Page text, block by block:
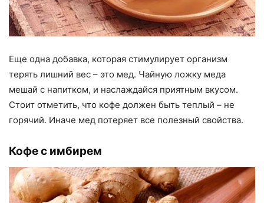
Еще одна добавка, которая стимулирует организм
терять лишний вес – это мед. Чайную ложку меда
мешай с напитком, и наслаждайся приятным вкусом.
Стоит отметить, что кофе должен быть теплый – не
горячий. Иначе мед потеряет все полезный свойства.
Кофе с имбирем